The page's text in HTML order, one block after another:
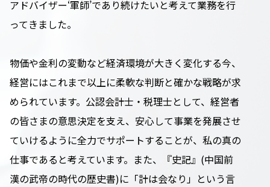
アドバイザー‘軍師’であり続けたいと考えて業務を行
ってきました。
物価や金利の変動など経済環境が大きく変化する今、
経営にはこれまで以上に柔軟な判断と確かな戦略が求
められています。公認会計士・税理士として、経営者
の皆さまの意思決定を支え、安心して事業を発展させ
ていけるように全力でサポートすることが、私の真の
仕事であると考えています。また、『史記』(中国前
漢の武帝の時代の歴史書)に「計は会なり」という言